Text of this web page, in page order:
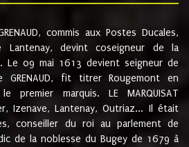
commis aux Postes Ducales,
devint coseigneur de la
Le 09 mai 1613 devient seigneur de
GRENAUD, fit titrer Rougemont en
marquis. LE MARQUISAT
Izenave, Lantenay, Outriaz... Il était
conseiller du roi au parlement de
de la noblesse du Bugey de 1679 à